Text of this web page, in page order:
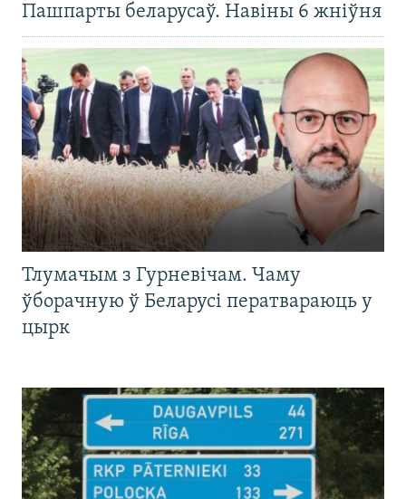
Пашпарты беларусаў. Навіны 6 жніўня
Тлумачым з Гурневічам. Чаму
ўборачную ў Беларусі ператвараюць у
цырк